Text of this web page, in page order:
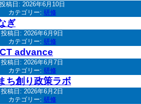
投稿日: 2026年6月10日
カテゴリー: 研修
ぎ
投稿日: 2026年6月9日
カテゴリー: 研修
advance
投稿日: 2026年6月7日
カテゴリー: 研修
ち創り政策ラボ
投稿日: 2026年6月2日
カテゴリー: 研修